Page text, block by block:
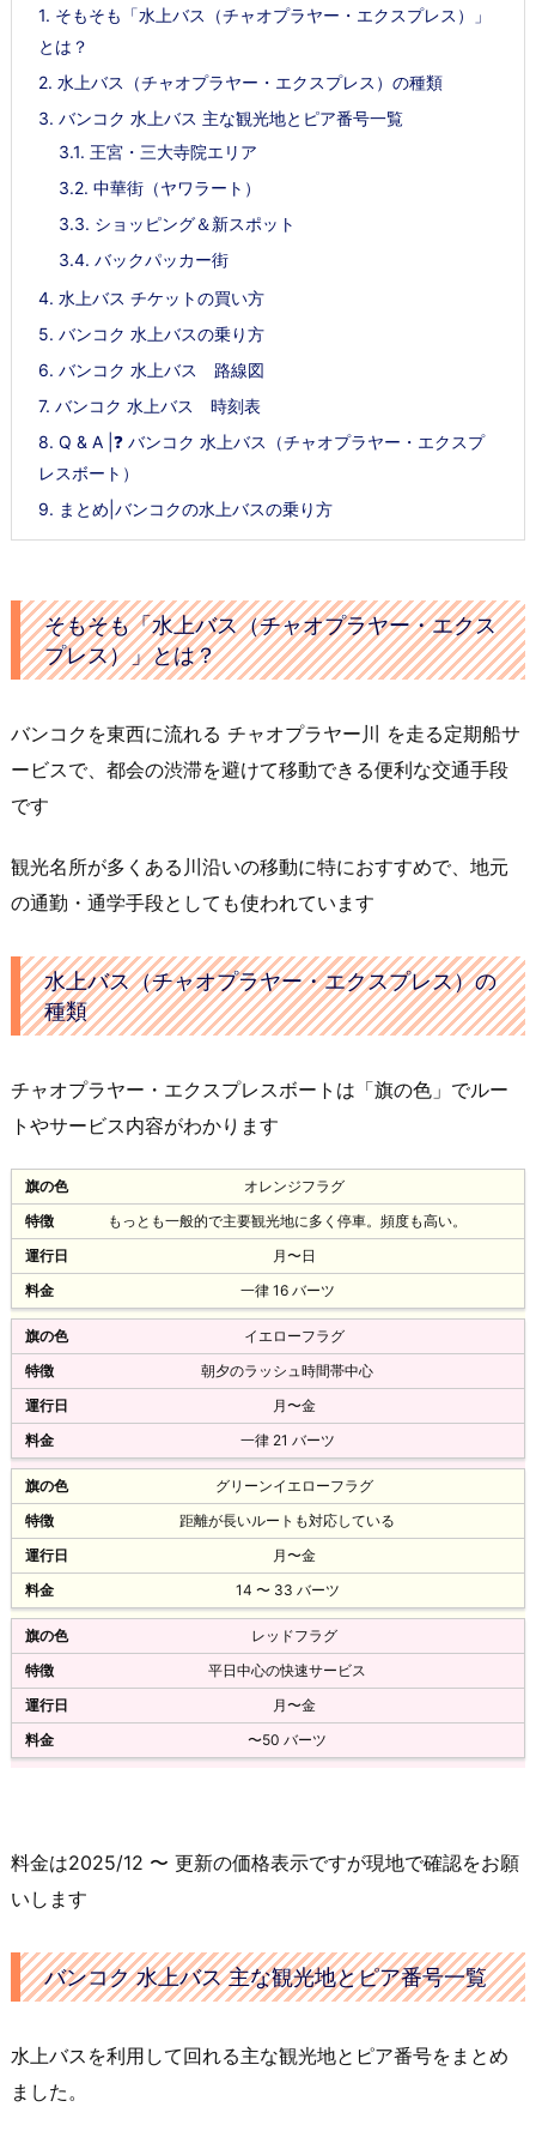
1. そもそも「水上バス（チャオプラヤー・エクスプレス）」
とは？
2. 水上バス（チャオプラヤー・エクスプレス）の種類
3. バンコク 水上バス 主な観光地とピア番号一覧
3.1. 王宮・三大寺院エリア
3.2. 中華街（ヤワラート）
3.3. ショッピング＆新スポット
3.4. バックパッカー街
4. 水上バス チケットの買い方
5. バンコク 水上バスの乗り方
6. バンコク 水上バス 路線図
7. バンコク 水上バス 時刻表
8. Q & A |❓ バンコク 水上バス（チャオプラヤー・エクスプ
レスボート）
9. まとめ|バンコクの水上バスの乗り方
そもそも「水上バス（チャオプラヤー・エクス
プレス）」とは？
バンコクを東西に流れる チャオプラヤー川 を走る定期船サ
ービスで、都会の渋滞を避けて移動できる便利な交通手段
です
観光名所が多くある川沿いの移動に特におすすめで、地元
の通勤・通学手段としても使われています
水上バス（チャオプラヤー・エクスプレス）の
種類
チャオプラヤー・エクスプレスボートは「旗の色」でルー
トやサービス内容がわかります
オレンジフラグ
もっとも一般的で主要観光地に多く停車。頻度も高い。
月〜日
一律 16 バーツ
イエローフラグ
朝夕のラッシュ時間帯中心
月〜金
一律 21 バーツ
グリーンイエローフラグ
距離が長いルートも対応している
月〜金
14 〜 33 バーツ
レッドフラグ
平日中心の快速サービス
月〜金
〜50 バーツ
料金は2025/12 〜 更新の価格表示ですが現地で確認をお願
いします
バンコク 水上バス 主な観光地とピア番号一覧
水上バスを利用して回れる主な観光地とピア番号をまとめ
ました。